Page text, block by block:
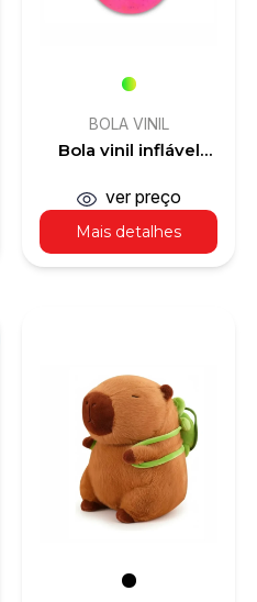
BOLA VINIL
Bola vinil inflável
decoração
Mais detalhes
ver preço